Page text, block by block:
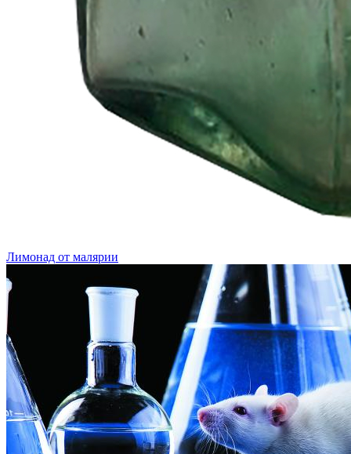
Лимонад от малярии